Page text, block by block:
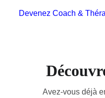
Devenez Coach &
Avez-vous déjà